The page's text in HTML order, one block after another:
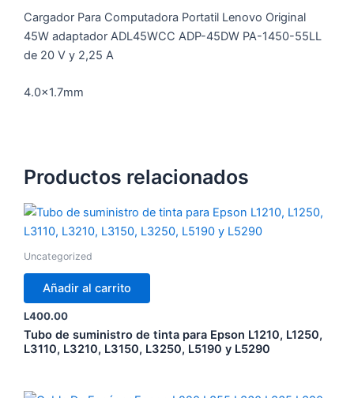
Cargador Para Computadora Portatil Lenovo Original
45W adaptador ADL45WCC ADP-45DW PA-1450-55LL
de 20 V y 2,25 A
4.0×1.7mm
Productos relacionados
Uncategorized
Añadir al carrito
L400.00
Tubo de suministro de tinta para Epson L1210, L1250,
L3110, L3210, L3150, L3250, L5190 y L5290